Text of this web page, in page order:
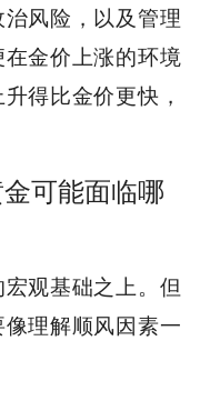
风险，以及管理
金价上涨的环境
得比金价更快，
可能面临哪
观基础之上。但
理解顺风因素一